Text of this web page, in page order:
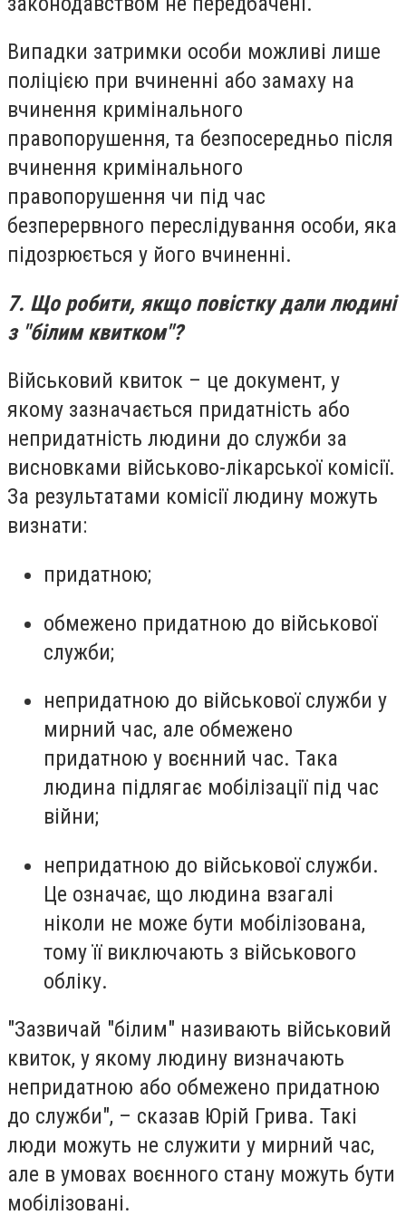
Випадки затримки особи можливі лише
поліцією при вчиненні або замаху на
вчинення кримінального
правопорушення, та безпосередньо після
вчинення кримінального
правопорушення чи під час
безперервного переслідування особи, яка
підозрюється у його вчиненні.
7. Що робити, якщо повістку дали людині
з "білим квитком"?
Військовий квиток – це документ, у
якому зазначається придатність або
непридатність людини до служби за
висновками військово-лікарської комісії.
За результатами комісії людину можуть
визнати:
придатною;
обмежено придатною до військової
служби;
непридатною до військової служби у
мирний час, але обмежено
придатною у воєнний час. Така
людина підлягає мобілізації під час
війни;
непридатною до військової служби.
Це означає, що людина взагалі
ніколи не може бути мобілізована,
тому її виключають з військового
обліку.
"Зазвичай "білим" називають військовий
квиток, у якому людину визначають
непридатною або обмежено придатною
до служби", – сказав Юрій Грива. Такі
люди можуть не служити у мирний час,
але в умовах воєнного стану можуть бути
мобілізовані.